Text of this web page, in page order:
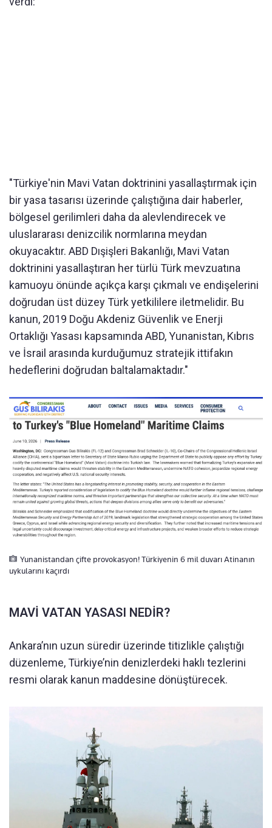
"Türkiye'nin Mavi Vatan doktrinini yasallaştırmak için
bir yasa tasarısı üzerinde çalıştığına dair haberler,
bölgesel gerilimleri daha da alevlendirecek ve
uluslararası denizcilik normlarına meydan
okuyacaktır. ABD Dışişleri Bakanlığı, Mavi Vatan
doktrinini yasallaştıran her türlü Türk mevzuatına
kamuoyu önünde açıkça karşı çıkmalı ve endişelerini
doğrudan üst düzey Türk yetkililere iletmelidir. Bu
kanun, 2019 Doğu Akdeniz Güvenlik ve Enerji
Ortaklığı Yasası kapsamında ABD, Yunanistan, Kıbrıs
ve İsrail arasında kurduğumuz stratejik ittifakın
hedeflerini doğrudan baltalamaktadır."
Yunanistandan çifte provokasyon! Türkiyenin 6 mil duvarı Atinanın
uykularını kaçırdı
MAVİ VATAN YASASI NEDİR?
Ankara’nın uzun süredir üzerinde titizlikle çalıştığı
düzenleme, Türkiye’nin denizlerdeki haklı tezlerini
resmi olarak kanun maddesine dönüştürecek.